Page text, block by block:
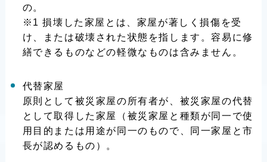
の。
※1 損壊した家屋とは、家屋が著しく損傷を受
け、または破壊された状態を指します。容易に修
繕できるものなどの軽微なものは含みません。
代替家屋
原則として被災家屋の所有者が、被災家屋の代替
として取得した家屋（被災家屋と種類が同一で使
用目的または用途が同一のもので、同一家屋と市
長が認めるもの）。